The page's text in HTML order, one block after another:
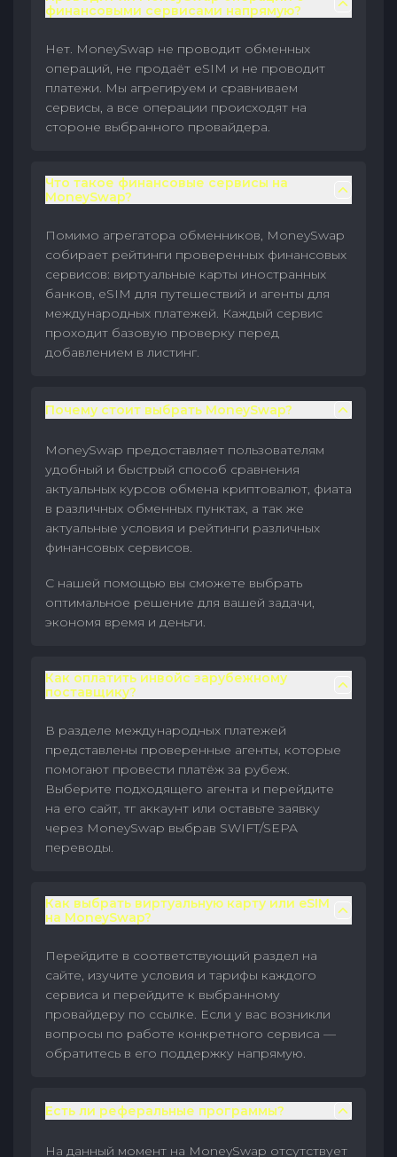
финансовыми сервисами напрямую?
Нет. MoneySwap не проводит обменных
операций, не продаёт eSIM и не проводит
платежи. Мы агрегируем и сравниваем
сервисы, а все операции происходят на
стороне выбранного провайдера.
Что такое финансовые сервисы на
MoneySwap?
Помимо агрегатора обменников, MoneySwap
собирает рейтинги проверенных финансовых
сервисов: виртуальные карты иностранных
банков, eSIM для путешествий и агенты для
международных платежей. Каждый сервис
проходит базовую проверку перед
добавлением в листинг.
Почему стоит выбрать MoneySwap?
MoneySwap предоставляет пользователям
удобный и быстрый способ сравнения
актуальных курсов обмена криптовалют, фиата
в различных обменных пунктах, а так же
актуальные условия и рейтинги различных
финансовых сервисов.
С нашей помощью вы сможете выбрать
оптимальное решение для вашей задачи,
экономя время и деньги.
Как оплатить инвойс зарубежному
поставщику?
В разделе международных платежей
представлены проверенные агенты, которые
помогают провести платёж за рубеж.
Выберите подходящего агента и перейдите
на его сайт, тг аккаунт или оставьте заявку
через MoneySwap выбрав SWIFT/SEPA
переводы.
Как выбрать виртуальную карту или eSIM
на MoneySwap?
Перейдите в соответствующий раздел на
сайте, изучите условия и тарифы каждого
сервиса и перейдите к выбранному
провайдеру по ссылке. Если у вас возникли
вопросы по работе конкретного сервиса —
обратитесь в его поддержку напрямую.
Есть ли реферальные программы?
На данный момент на MoneySwap отсутствует